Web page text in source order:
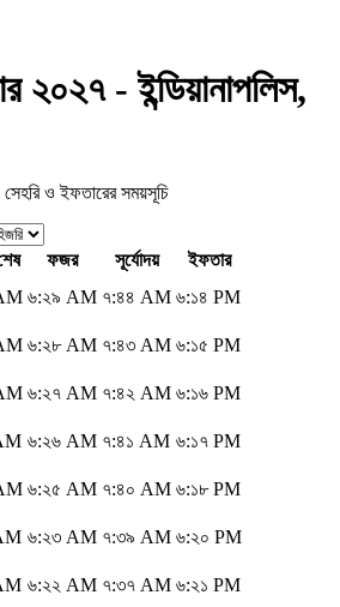
২০২৭ - ইন্ডিয়ানাপলিস,
ও ইফতারের সময়সূচি
ফজর সূর্যোদয়
ইফতার
৬:২৯ AM ৭:৪৪ AM ৬:১৪ PM
৬:২৮ AM ৭:৪৩ AM ৬:১৫ PM
৬:২৭ AM ৭:৪২ AM ৬:১৬ PM
৬:২৬ AM ৭:৪১ AM ৬:১৭ PM
৬:২৫ AM ৭:৪০ AM ৬:১৮ PM
৬:২৩ AM ৭:৩৯ AM ৬:২০ PM
৬:২২ AM ৭:৩৭ AM ৬:২১ PM